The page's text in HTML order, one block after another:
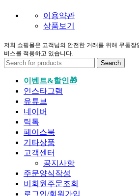
이용약관
상품보기
저희 쇼핑몰은 고객님의 안전한 거래를 위해 무통
비스를 적용하고 있습니다.
Search
이벤트&할인🎁
인스타그램
유튜브
네이버
틱톡
페이스북
기타상품
고객센터
공지사항
주문양식작성
비회원주문조회
로그인/회원가입